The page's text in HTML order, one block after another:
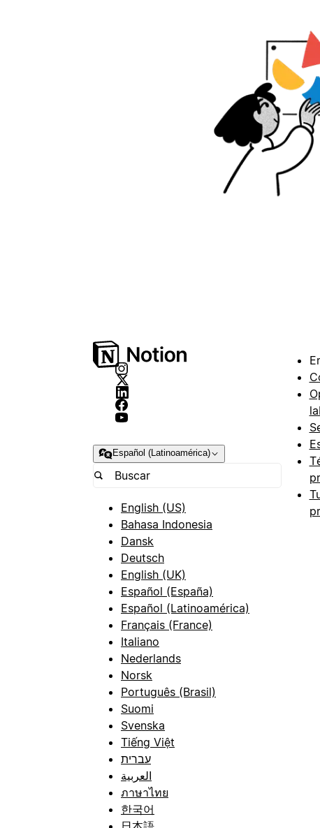
Español (Latinoamérica)
English (US)
Bahasa Indonesia
Dansk
Deutsch
English (UK)
Español (España)
Español (Latinoamérica)
Français (France)
Italiano
Nederlands
Norsk
Português (Brasil)
Suomi
Svenska
Tiếng Việt
עברית
العربية
ภาษาไทย
한국어